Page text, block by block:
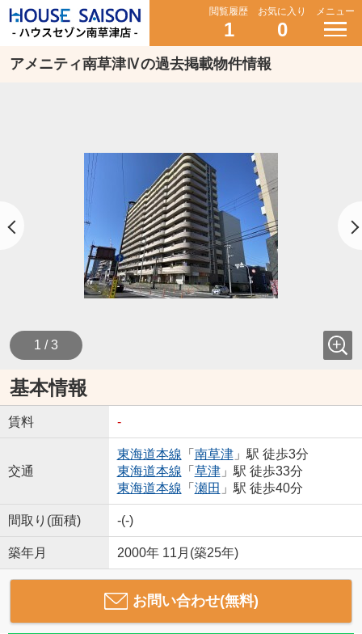
閲覧履歴
1
お気に入り
0
メニュー
アメニティ南草津Ⅳの過去掲載物件情報
1 / 3
基本情報
賃料 -
交通
東海道本線 「 南草津」駅 徒歩3分
東海道本線 「 草津」駅 徒歩33分
東海道本線 「 瀬田 」駅 徒歩40分
間取り(面積) -(-)
築年月 2000年 11月(築25年)
お問い合わせ(無料)